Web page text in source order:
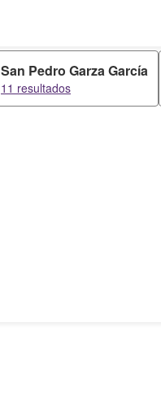
San Pedro Garza García
11 resultados